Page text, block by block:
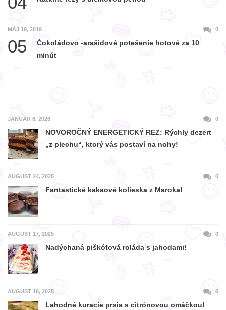
MÁJ 19, 2019 0
05
Čokoládovo -arašidové potešenie hotové za 10
minút
JANUÁR 8, 2026 0
NOVOROČNÝ ENERGETICKÝ REZ: Rýchly dezert
„z plechu“, ktorý vás postaví na nohy!
AUGUST 24, 2025 0
Fantastické kakaové kolieska z Maroka!
AUGUST 17, 2025 0
Nadýchaná piškótová roláda s jahodami!
AUGUST 10, 2025 0
Lahodné kuracie prsia s citrónovou omáčkou!